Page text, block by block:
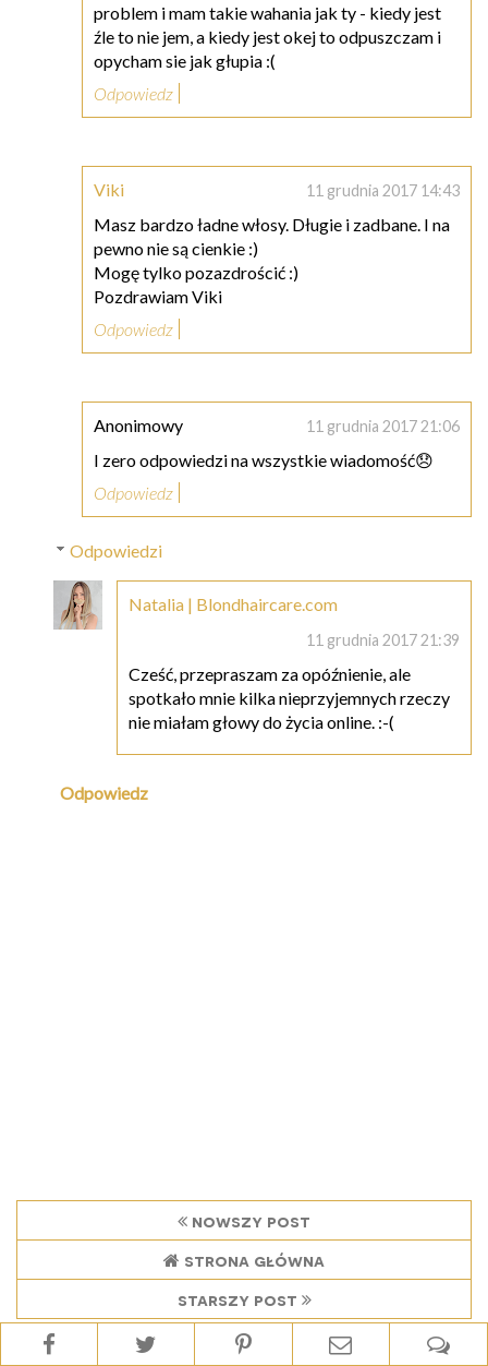
problem i mam takie wahania jak ty - kiedy jest
źle to nie jem, a kiedy jest okej to odpuszczam i
opycham sie jak głupia :(
Odpowiedz
Viki 11 grudnia 2017 14:43
Masz bardzo ładne włosy. Długie i zadbane. I na
pewno nie są cienkie :)
Mogę tylko pozazdrościć :)
Pozdrawiam Viki
Odpowiedz
Anonimowy 11 grudnia 2017 21:06
I zero odpowiedzi na wszystkie wiadomość😞
Odpowiedz
Odpowiedzi
Natalia | Blondhaircare.com
11 grudnia 2017 21:39
Cześć, przepraszam za opóźnienie, ale
spotkało mnie kilka nieprzyjemnych rzeczy
nie miałam głowy do życia online. :-(
Odpowiedz
nowszy post
strona główna
starszy post